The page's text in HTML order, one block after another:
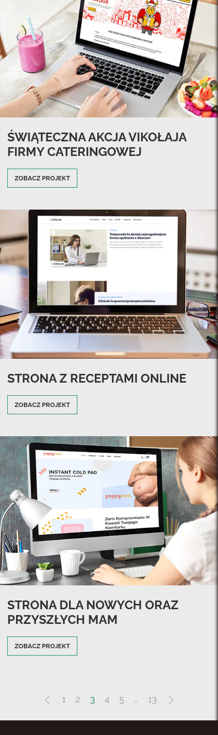
ŚWIĄTECZNA AKCJA VIKOŁAJA
FIRMY CATERINGOWEJ
ZOBACZ PROJEKT
STRONA Z RECEPTAMI ONLINE
ZOBACZ PROJEKT
STRONA DLA NOWYCH ORAZ
PRZYSZŁYCH MAM
ZOBACZ PROJEKT
1 2 3 4 5 … 13